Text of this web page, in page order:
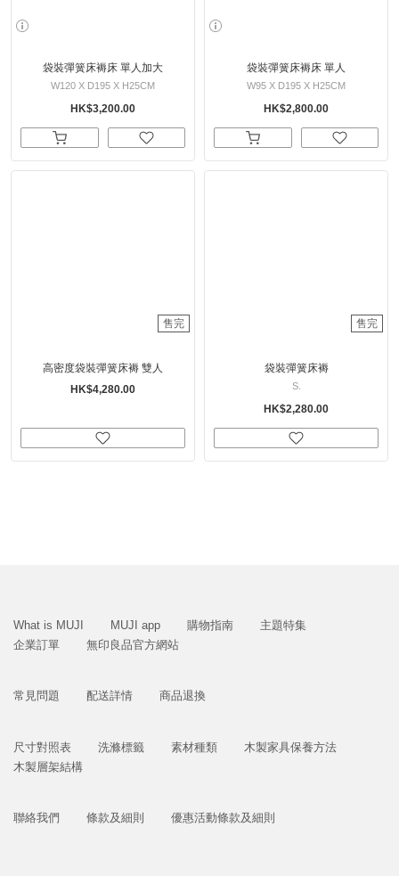
袋裝彈簧床褥床 單人加大
W120 X D195 X H25CM
HK$3,200.00
袋裝彈簧床褥床 單人
W95 X D195 X H25CM
HK$2,800.00
售完
高密度袋裝彈簧床褥 雙人
HK$4,280.00
售完
袋裝彈簧床褥
S.
HK$2,280.00
What is MUJI MUJI app 購物指南
主題特集
企業訂單
無印良品官方網站
常見問題 配送詳情 商品退換
尺寸對照表 洗滌標籤 素材種類
木製家具保養方法
木製層架結構
聯絡我們 條款及細則 優惠活動條款及細則